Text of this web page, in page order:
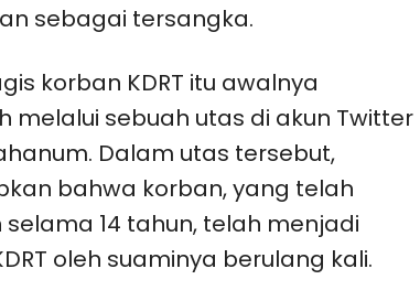
sebagai tersangka.
korban KDRT itu awalnya
melalui sebuah utas di akun Twitter
Dalam utas tersebut,
bahwa korban, yang telah
selama 14 tahun, telah menjadi
oleh suaminya berulang kali.